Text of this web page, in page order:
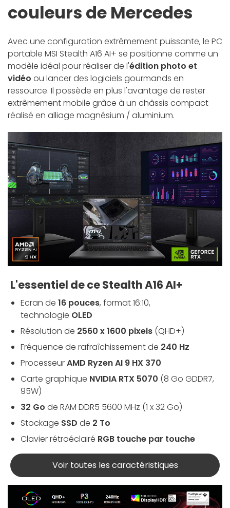
couleurs de Mercedes
Avec une configuration extrêmement puissante, le PC
portable MSI Stealth A16 AI+ se positionne comme un
modèle idéal pour réaliser de l'édition photo et
vidéo ou lancer des logiciels gourmands en
ressource. Il possède en plus l'avantage de rester
extrêmement mobile grâce à un châssis compact
réalisé en alliage magnésium / aluminium.
L'essentiel de ce Stealth A16 AI+
Ecran de 16 pouces, format 16:10,
technologie OLED
Résolution de 2560 x 1600 pixels (QHD+)
Fréquence de rafraîchissement de 240 Hz
ProcesseurAMD Ryzen AI 9 HX 370
Carte graphique NVIDIA RTX 5070 (8 Go GDDR7,
95W)
32 Go de RAM DDR5 5600 MHz (1 x 32 Go)
Stockage SSD de 2 To
Clavier rétroéclairé RGB touche par touche
Voir toutes les caractéristiques